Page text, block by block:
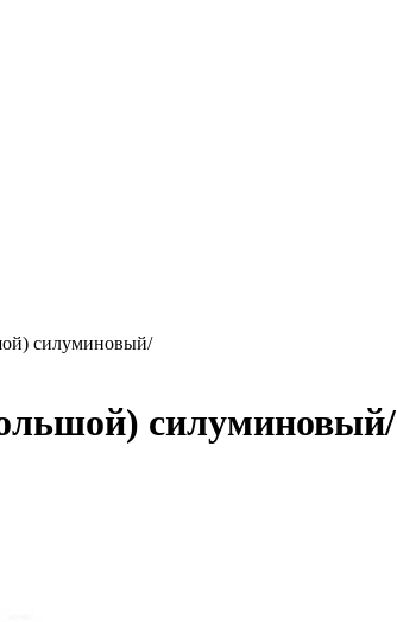
силуминовый/
силуминовый/